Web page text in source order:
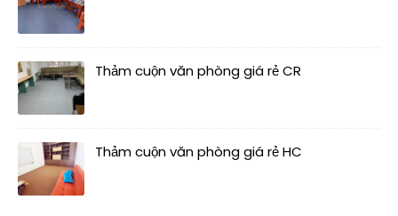
Thảm cuộn văn phòng giá rẻ CR
Thảm cuộn văn phòng giá rẻ HC